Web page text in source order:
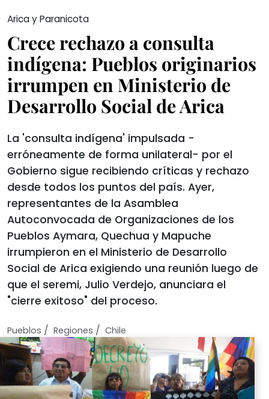
Arica y Paranicota
Crece rechazo a consulta
indígena: Pueblos originarios
irrumpen en Ministerio de
Desarrollo Social de Arica
La 'consulta indígena' impulsada -
erróneamente de forma unilateral- por el
Gobierno sigue recibiendo críticas y rechazo
desde todos los puntos del país. Ayer,
representantes de la Asamblea
Autoconvocada de Organizaciones de los
Pueblos Aymara, Quechua y Mapuche
irrumpieron en el Ministerio de Desarrollo
Social de Arica exigiendo una reunión luego de
que el seremi, Julio Verdejo, anunciara el
"cierre exitoso" del proceso.
Pueblos / Regiones / Chile